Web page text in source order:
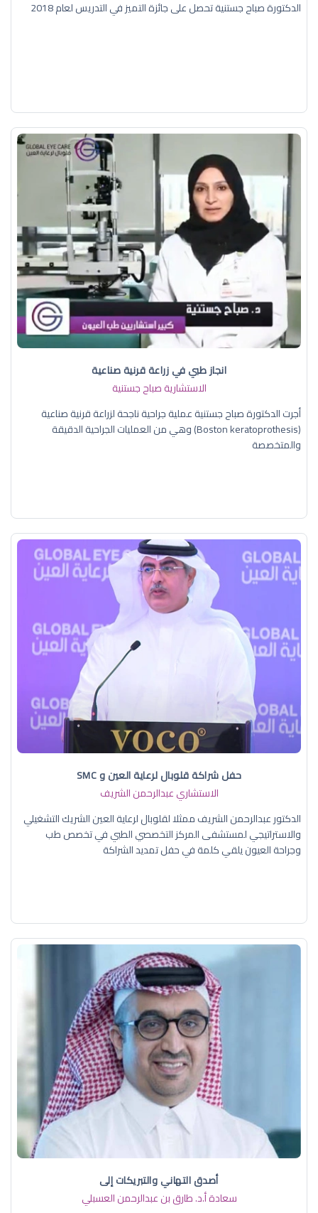
الدكتورة صباح جستنية تحصل على جائزة التميز في التدريس لعام 2018
انجاز طبي في زراعة قرنية صناعية
الاستشارية صباح جستنية
أجرت الدكتورة صباح جستنية عملية جراحية ناجحة لزراعة قرنية صناعية
(Boston keratoprothesis) وهي من العمليات الجراحية الدقيقة
والمتخصصة
حفل شراكة قلوبال لرعاية العين و SMC
الاستشاري عبدالرحمن الشريف
الدكتور عبدالرحمن الشريف ممثلا لقلوبال لرعاية العين الشريك التشغيلي
والاستراتيجي لمستشفى المركز التخصصي الطبي في تخصص طب
وجراحة العيون يلقي كلمة في حفل تمديد الشراكة
أصدق التهاني والتبريكات إلى
سعادة أ.د. ​طارق بن عبدالرحمن العسبلي